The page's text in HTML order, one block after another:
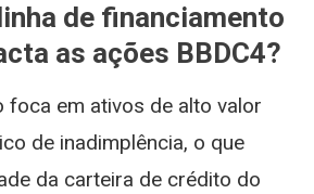
de financiamento
as ações BBDC4?
foca em ativos de alto valor
de inadimplência, o que
da carteira de crédito do